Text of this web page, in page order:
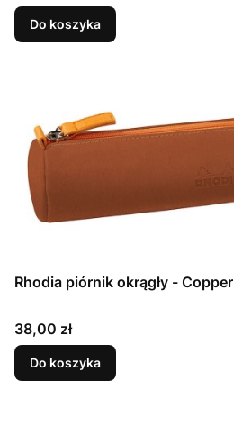
Do koszyka
Rhodia piórnik okrągły - Copper
Cena
38,00 zł
Do koszyka